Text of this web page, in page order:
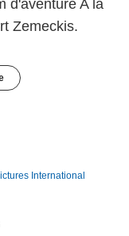
d'aventure A la
Zemeckis.
International